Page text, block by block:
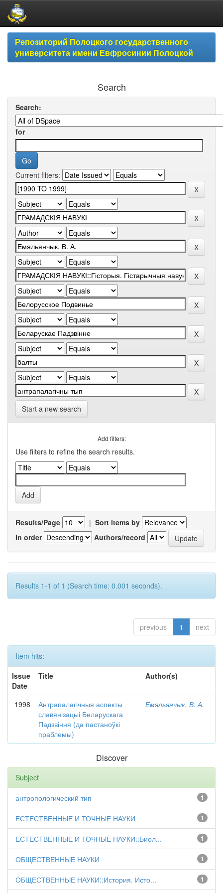
Skip
navigationРепозиторий Полоцкого государственного
университета имени Евфросинии Полоцкой
Search
Search:
for
Current filters:
Start a new search
Add filters:
Use filters to refine the search results.
Results/Page | Sort items by
In order
Authors/record
Results 1-1 of 1 (Search time: 0.001 seconds).
previous 1 next
Item hits:
Issue
Date
Title Author(s)
1998
Антрапалагічныя аспекты
славянізацыі Беларускага
Падзвіння (да пастаноўкі
праблемы)
Емяльянчык, В. А.
Discover
Subject
1
антропологический тип
1
ЕСТЕСТВЕННЫЕ И ТОЧНЫЕ НАУКИ
1
ЕСТЕСТВЕННЫЕ И ТОЧНЫЕ НАУКИ::Биол...
1
ОБЩЕСТВЕННЫЕ НАУКИ
1
ОБЩЕСТВЕННЫЕ НАУКИ::История. Исто...